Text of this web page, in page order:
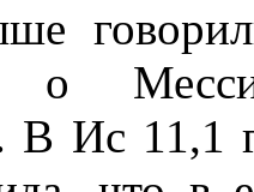
о
В Ис 11,1